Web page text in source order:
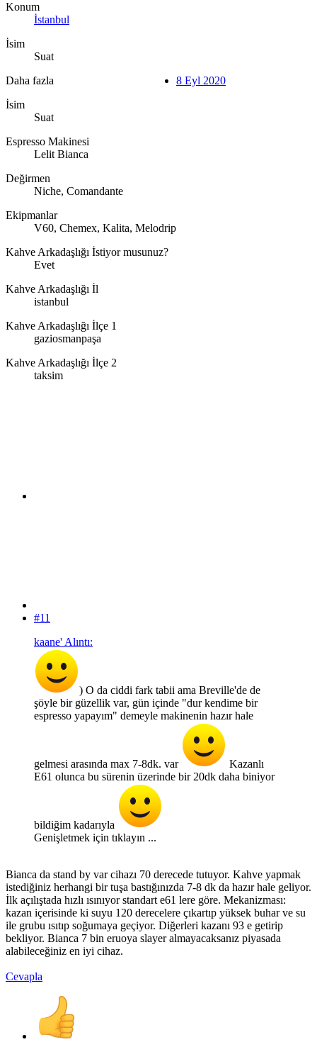
Konum
İstanbul
İsim
Suat
Daha fazla
İsim
Suat
Espresso Makinesi
Lelit Bianca
Değirmen
Niche, Comandante
Ekipmanlar
V60, Chemex, Kalita, Melodrip
Kahve Arkadaşlığı İstiyor musunuz?
Evet
Kahve Arkadaşlığı İl
istanbul
Kahve Arkadaşlığı İlçe 1
gaziosmanpaşa
Kahve Arkadaşlığı İlçe 2
taksim
8 Eyl 2020
#11
kaane' Alıntı:
) O da ciddi fark tabii ama Breville'de de
şöyle bir güzellik var, gün içinde "dur kendime bir
espresso yapayım" demeyle makinenin hazır hale
gelmesi arasında max 7-8dk. var
Kazanlı
E61 olunca bu sürenin üzerinde bir 20dk daha biniyor
bildiğim kadarıyla
Genişletmek için tıklayın ...
Bianca da stand by var cihazı 70 derecede tutuyor. Kahve yapmak
istediğiniz herhangi bir tuşa bastığınızda 7-8 dk da hazır hale geliyor.
İlk açılıştada hızlı ısınıyor standart e61 lere göre. Mekanizması:
kazan içerisinde ki suyu 120 derecelere çıkartıp yüksek buhar ve su
ile grubu ısıtıp soğumaya geçiyor. Diğerleri kazanı 93 e getirip
bekliyor. Bianca 7 bin eruoya slayer almayacaksanız piyasada
alabileceğiniz en iyi cihaz.
Cevapla